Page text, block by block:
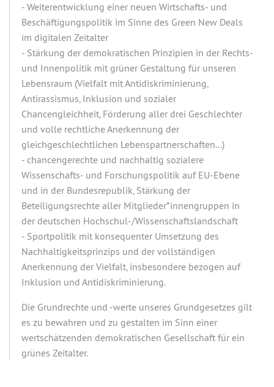
- Weiterentwicklung einer neuen Wirtschafts- und
Beschäftigungspolitik im Sinne des Green New Deals
im digitalen Zeitalter
- Stärkung der demokratischen Prinzipien in der Rechts-
und Innenpolitik mit grüner Gestaltung für unseren
Lebensraum (Vielfalt mit Antidiskriminierung,
Antirassismus, Inklusion und sozialer
Chancengleichheit, Förderung aller drei Geschlechter
und volle rechtliche Anerkennung der
gleichgeschlechtlichen Lebenspartnerschaften...)
- chancengerechte und nachhaltig sozialere
Wissenschafts- und Forschungspolitik auf EU-Ebene
und in der Bundesrepublik, Stärkung der
Beteiligungsrechte aller Mitglieder*innengruppen in
der deutschen Hochschul-/Wissenschaftslandschaft
- Sportpolitik mit konsequenter Umsetzung des
Nachhaltigkeitsprinzips und der vollständigen
Anerkennung der Vielfalt, insbesondere bezogen auf
Inklusion und Antidiskriminierung.
Die Grundrechte und -werte unseres Grundgesetzes gilt
es zu bewahren und zu gestalten im Sinn einer
wertschätzenden demokratischen Gesellschaft für ein
grünes Zeitalter.